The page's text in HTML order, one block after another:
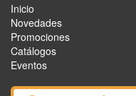
Inicio
Novedades
Promociones
Catálogos
Eventos